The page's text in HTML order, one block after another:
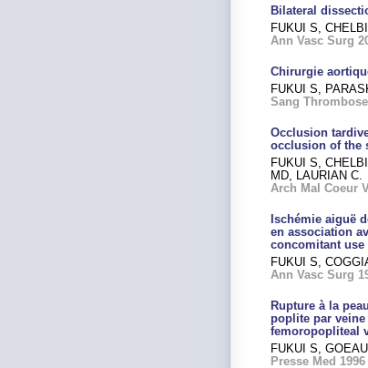
Bilateral
FUKUI S,
Ann Vasc Surg
Chirurgie
FUKUI S,
Sang
Occlusion
occlusion of the
FUKUI S,
MD, LAURIAN C.
Arch Mal Coeur
Ischémie aiguë
en association
concomitant
FUKUI S,
Ann Vasc Surg
Rupture à la
poplite par
femoropopliteal
FUKUI S,
Presse Med